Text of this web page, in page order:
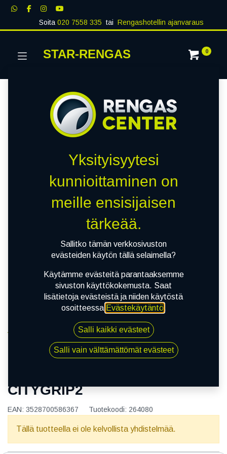
Soita020 7558 335 tai Rengashotellin ajanvaraus
STAR-RENGAS 0
110/70R11 45L MICHELIN CITYGRIP2
CITYGRIP2
EAN: 3528700586367 Tuotekoodi: 264080
Tällä tuotteella ei ole kelvollista yhdistelmää.
Yksityisyytesi
kunnioittaminen on
meille ensisijaisen
tärkeää.
Sallitko tämän verkkosivuston
evästeiden käytön tällä selaimella?
Käytämme evästeitä parantaaksemme
sivuston käyttökokemusta. Saat
lisätietoja evästeistä ja niiden käytöstä
osoitteessa Evästekäytäntö.
Salli kaikki evästeet
Salli vain välttämättömät evästeet